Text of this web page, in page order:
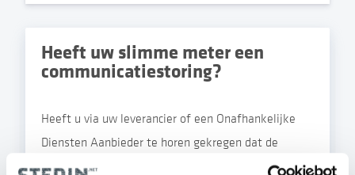
Heeft uw slimme meter een
communicatiestoring?
Heeft u via uw leverancier of een Onafhankelijke
Diensten Aanbieder te horen gekregen dat de
slimme meter niet goed communiceert? Of toont